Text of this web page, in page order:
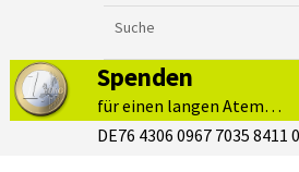
Spenden
für einen langen Atem…
DE76 4306 0967 7035 8411